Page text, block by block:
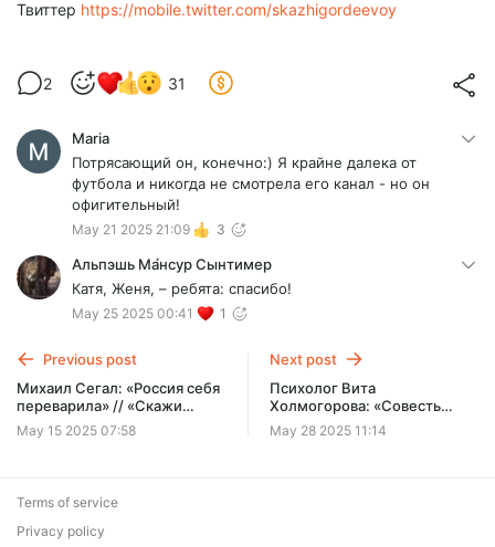
Твиттер https://mobile.twitter.com/skazhigordeevoy
2 31
Maria
Потрясающий он, конечно:) Я крайне далека от
футбола и никогда не смотрела его канал - но он
офигительный!
May 21 2025 21:09 3
Альпэшь Ма́нсур Сынтимер
Катя, Женя, – ребята: спасибо!
May 25 2025 00:41 1
Previous post
Михаил Сегал: «Россия себя
переварила» // «Скажи
Гордеевой»
May 15 2025 07:58
Next post
Психолог Вита
Холмогорова: «Cовесть
говорит только, когда её
спрашивают» // «Cкажи
May 28 2025 11:14
Terms of service
Privacy policy